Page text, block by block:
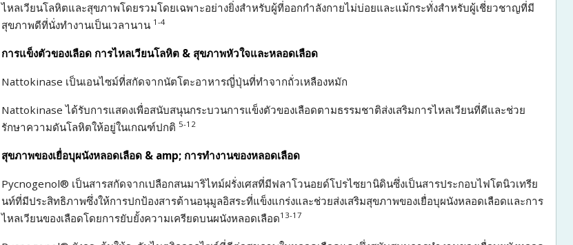
ไหลเวียนโลหิตและสุขภาพโดยรวมโดยเฉพาะอย่างยิ่งสำหรับผู้ที่ออกกำลังกายไม่บ่อยและแม้กระทั่งสำหรับผู้เชี่ยวชาญที่มี
สุขภาพดีที่นั่งทำงานเป็นเวลานาน 1-4
การแข็งตัวของเลือด การไหลเวียนโลหิต & สุขภาพหัวใจและหลอดเลือด
Nattokinase เป็นเอนไซม์ที่สกัดจากนัตโตะอาหารญี่ปุ่นที่ทำจากถั่วเหลืองหมัก
Nattokinase ได้รับการแสดงเพื่อสนับสนุนกระบวนการแข็งตัวของเลือดตามธรรมชาติส่งเสริมการไหลเวียนที่ดีและช่วย
รักษาความดันโลหิตให้อยู่ในเกณฑ์ปกติ 5-12
สุขภาพของเยื่อบุผนังหลอดเลือด & amp; การทำงานของหลอดเลือด
Pycnogenol® เป็นสารสกัดจากเปลือกสนมาริไทม์ฝรั่งเศสที่มีฟลาโวนอยด์โปรไซยานิดินซึ่งเป็นสารประกอบไฟโตนิวเทรีย
นท์ที่มีประสิทธิภาพซึ่งให้การปกป้องสารต้านอนุมูลอิสระที่แข็งแกร่งและช่วยส่งเสริมสุขภาพของเยื่อบุผนังหลอดเลือดและการ
ไหลเวียนของเลือดโดยการยับยั้งความเครียดบนผนังหลอดเลือด13-17